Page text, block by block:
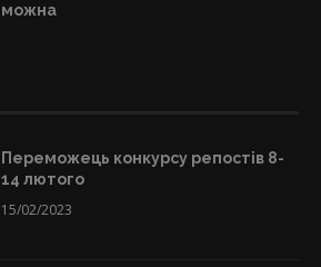
можна
Переможець конкурсу репостів 8-
14 лютого
15/02/2023